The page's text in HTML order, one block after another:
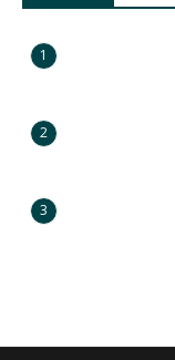
1
2
3